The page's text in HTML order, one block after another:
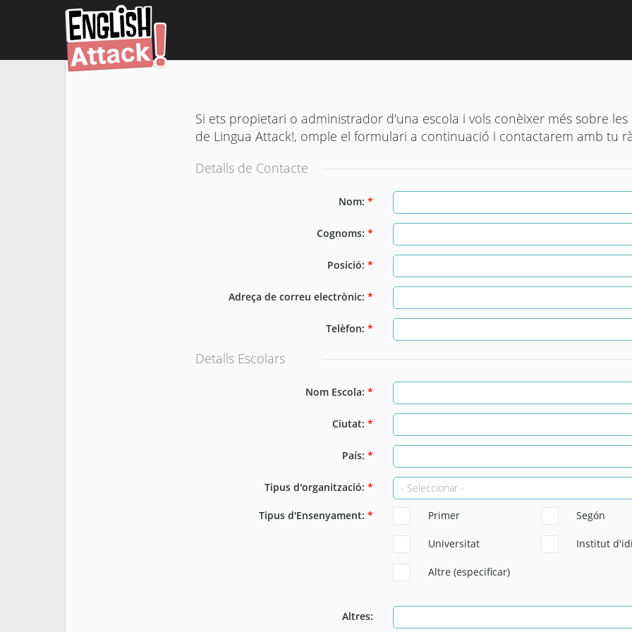
Si ets propietari o administrador d'una escola i vols conèixer més sobre
de Lingua Attack!, omple el formulari a continuació i contactarem amb tu
Detalls de Contacte
Nom: *
Cognoms: *
Posició: *
Adreça de correu electrònic: *
Telèfon: *
Detalls Escolars
Nom Escola: *
Ciutat: *
País: *
Tipus d'organització: *
Tipus d'Ensenyament: * Primer Segón
Universitat Institut
Altre (especificar)
Altres: